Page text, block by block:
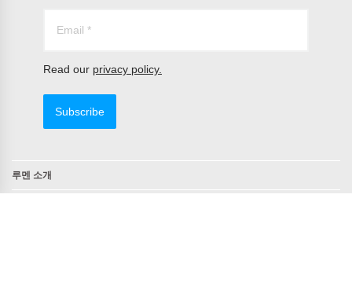
Read our privacy policy.
Subscribe
루멘 소개